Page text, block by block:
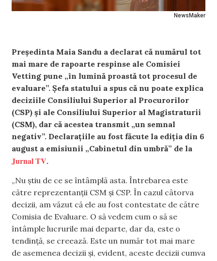
NewsMaker
Președinta Maia Sandu a declarat că numărul tot
mai mare de rapoarte respinse ale Comisiei
Vetting pune „în lumină proastă tot procesul de
evaluare”. Șefa statului a spus că nu poate explica
deciziile Consiliului Superior al Procurorilor
(CSP) și ale Consiliului Superior al Magistraturii
(CSM), dar că acestea transmit „un semnal
negativ”. Declarațiile au fost făcute la ediția din 6
august a emisiunii „Cabinetul din umbră” de la
Jurnal TV.
„Nu știu de ce se întâmplă asta. Întrebarea este
către reprezentanții CSM și CSP. În cazul câtorva
decizii, am văzut că ele au fost contestate de către
Comisia de Evaluare. O să vedem cum o să se
întâmple lucrurile mai departe, dar da, este o
tendință, se creează. Este un număr tot mai mare
de asemenea decizii și, evident, aceste decizii cumva